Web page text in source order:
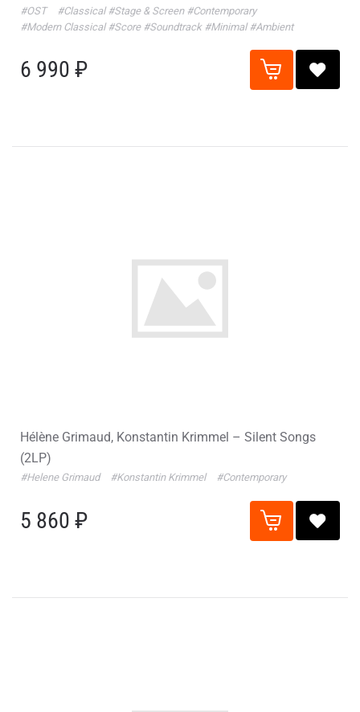
#OST #Classical #Stage & Screen #Contemporary
#Modern Classical #Score #Soundtrack #Minimal #Ambient
6 990 ₽
Hélène Grimaud, Konstantin Krimmel – Silent Songs
(2LP)
#Helene Grimaud #Konstantin Krimmel #Contemporary
5 860 ₽